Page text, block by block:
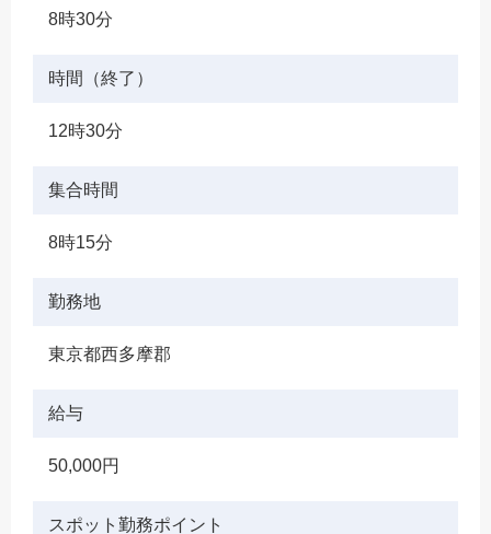
8時30分
時間（終了）
12時30分
集合時間
8時15分
勤務地
東京都西多摩郡
給与
50,000円
スポット勤務ポイント